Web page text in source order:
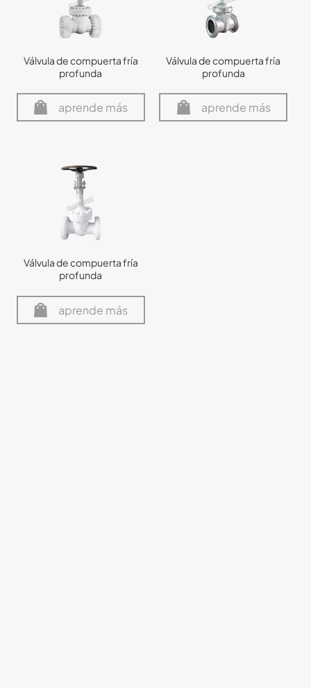
Válvula de compuerta fría
profunda
aprende más
Válvula de compuerta fría
profunda
aprende más
Válvula de compuerta fría
profunda
aprende más